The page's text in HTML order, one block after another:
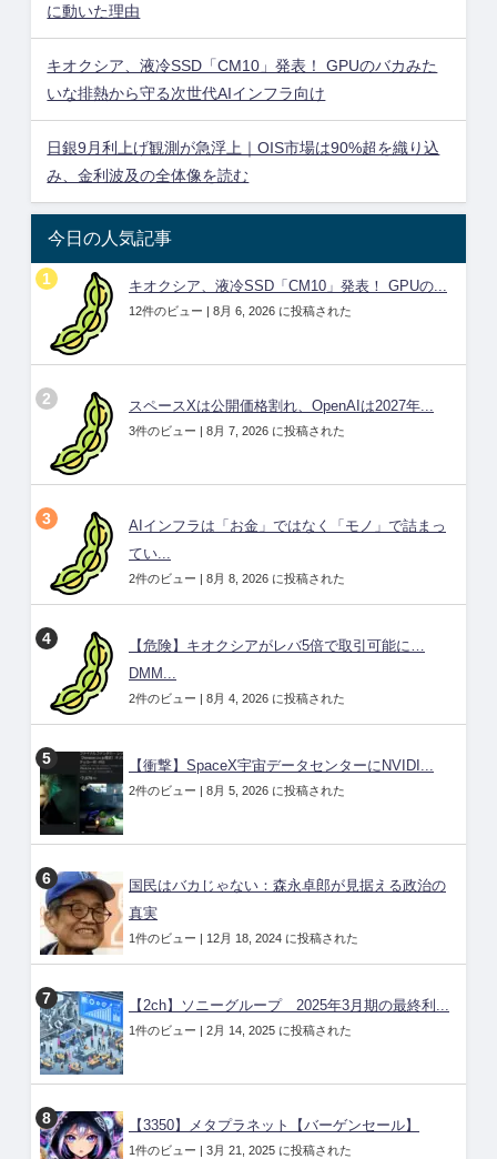
に動いた理由
キオクシア、液冷SSD「CM10」発表！ GPUのバカみた
いな排熱から守る次世代AIインフラ向け
日銀9月利上げ観測が急浮上｜OIS市場は90%超を織り込
み、金利波及の全体像を読む
今日の人気記事
キオクシア、液冷SSD「CM10」発表！ GPUの...
12件のビュー | 8月 6, 2026 に投稿された
スペースXは公開価格割れ、OpenAIは2027年...
3件のビュー | 8月 7, 2026 に投稿された
AIインフラは「お金」ではなく「モノ」で詰まっ
てい...
2件のビュー | 8月 8, 2026 に投稿された
【危険】キオクシアがレバ5倍で取引可能に…
DMM...
2件のビュー | 8月 4, 2026 に投稿された
【衝撃】SpaceX宇宙データセンターにNVIDI...
2件のビュー | 8月 5, 2026 に投稿された
国民はバカじゃない：森永卓郎が見据える政治の
真実
1件のビュー | 12月 18, 2024 に投稿された
【2ch】ソニーグループ 2025年3月期の最終利...
1件のビュー | 2月 14, 2025 に投稿された
【3350】メタプラネット【バーゲンセール】
1件のビュー | 3月 21, 2025 に投稿された